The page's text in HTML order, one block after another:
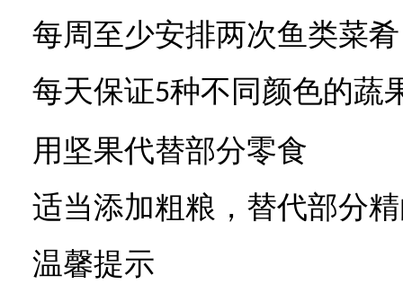
每周至少安排两次鱼类菜肴
每天保证5种不同颜色的蔬
用坚果代替部分零食
适当添加粗粮，替代部分
温馨提示